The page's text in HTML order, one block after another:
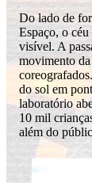
Do lado de
Espaço, o
visível. A
movimento da
do sol em
laboratório
10 mil
além do